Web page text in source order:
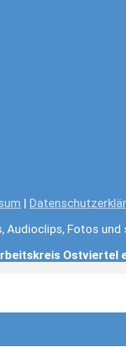
|
Audioclips, Fotos
Ostviertel